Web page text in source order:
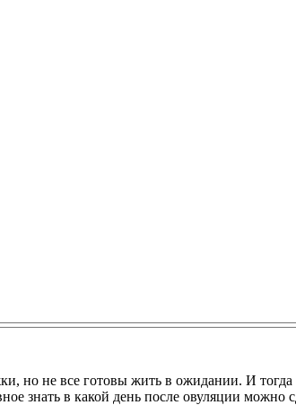
но не все готовы жить в ожидании. И тогда
знать в какой день после овуляции можно